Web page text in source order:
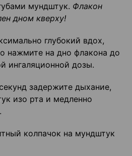
мундштук. Флакон
дном кверху!
глубокий вдох,
нажмите на дно флакона до
ингаляционной дозы.
задержите дыхание,
изо рта и медленно
колпачок на мундштук